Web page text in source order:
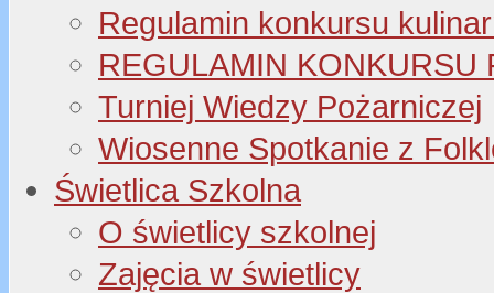
Regulamin konkursu
REGULAMIN KONKURSU
Turniej Wiedzy Pożarniczej
Wiosenne Spotkanie z
Świetlica Szkolna
O świetlicy szkolnej
Zajęcia w świetlicy